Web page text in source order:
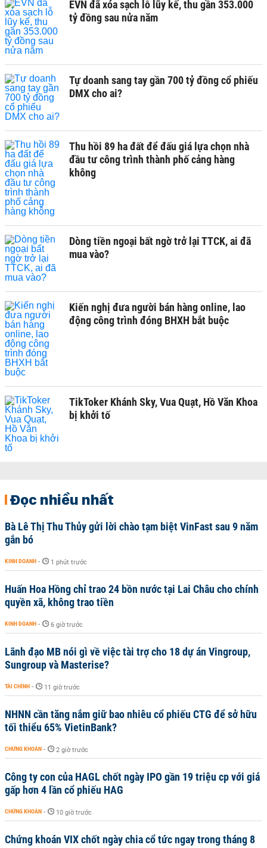
EVN đã xóa sạch lỗ lũy kế, thu gần 353.000
tỷ đồng sau nửa năm
Tự doanh sang tay gần 700 tỷ đồng cổ phiếu
DMX cho ai?
Thu hồi 89 ha đất để đấu giá lựa chọn nhà
đầu tư công trình thành phố cảng hàng
không
Dòng tiền ngoại bất ngờ trở lại TTCK, ai đã
mua vào?
Kiến nghị đưa người bán hàng online, lao
động công trình đóng BHXH bắt buộc
TikToker Khánh Sky, Vua Quạt, Hồ Văn Khoa
bị khởi tố
Đọc nhiều nhất
Bà Lê Thị Thu Thủy gửi lời chào tạm biệt VinFast sau 9 năm
gắn bó
KINH DOANH - 1 phút trước
Huấn Hoa Hồng chỉ trao 24 bồn nước tại Lai Châu cho chính
quyền xã, không trao tiền
KINH DOANH - 6 giờ trước
Lãnh đạo MB nói gì về việc tài trợ cho 18 dự án Vingroup,
Sungroup và Masterise?
TÀI CHÍNH - 11 giờ trước
NHNN cần tăng nắm giữ bao nhiêu cổ phiếu CTG để sở hữu
tối thiểu 65% VietinBank?
CHỨNG KHOÁN - 2 giờ trước
Công ty con của HAGL chốt ngày IPO gần 19 triệu cp với giá
gấp hơn 4 lần cổ phiếu HAG
CHỨNG KHOÁN - 10 giờ trước
Chứng khoán VIX chốt ngày chia cổ tức ngay trong tháng 8